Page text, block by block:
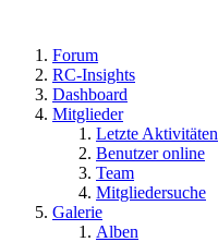
Forum
RC-Insights
Dashboard
Mitglieder
Letzte Aktivitäten
Benutzer online
Team
Mitgliedersuche
Galerie
Alben